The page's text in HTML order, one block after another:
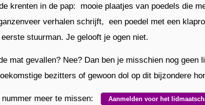
krenten in de pap: mooie plaatjes van poedels die
verhalen schrijft, een poedel met een
stuurman. Je gelooft je ogen niet.
mat gevallen? Nee? Dan ben je misschien nog geen
bezitters of gewoon dol op dit bijzondere
nummer meer te missen: Aanmelden voor het